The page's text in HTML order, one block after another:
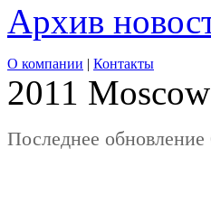
Архив
О компании | Контакты
2011 Moscow
Последнее обновление